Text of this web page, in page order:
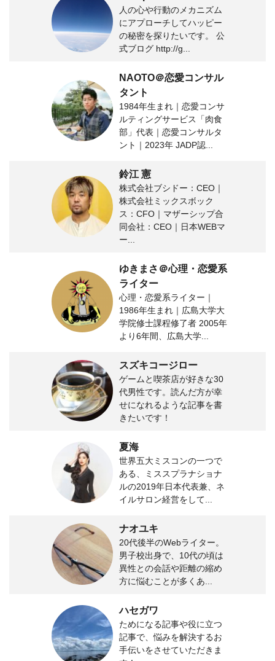
人の心や行動のメカニズム
にアプローチしてハッピー
の秘密を探りたいです。 公
式ブログ http://g...
NAOTO＠恋愛コンサル
タント
1984年生まれ｜恋愛コンサ
ルティングサービス「肉食
部」代表｜恋愛コンサルタ
ント｜2023年 JADP認...
鈴江 憲
株式会社ブシドー：CEO｜
株式会社ミックスボック
ス：CFO｜マザーシップ合
同会社：CEO｜日本WEBマ
ー...
ゆきまさ＠心理・恋愛系
ライター
心理・恋愛系ライター｜
1986年生まれ｜広島大学大
学院修士課程修了者 2005年
より6年間、広島大学...
スズキコージロー
ゲームと喫茶店が好きな30
代男性です。読んだ方が幸
せになれるような記事を書
きたいです！
夏海
世界五大ミスコンの一つで
ある、ミススプラナショナ
ルの2019年日本代表兼、ネ
イルサロン経営をして...
ナオユキ
20代後半のWebライター。
男子校出身で、10代の頃は
異性との会話や距離の縮め
方に悩むことが多くあ...
ハセガワ
ためになる記事や役に立つ
記事で、悩みを解決するお
手伝いをさせていただきま